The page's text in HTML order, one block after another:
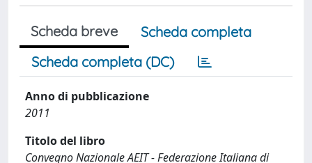
Scheda breve
Scheda completa
Scheda completa (DC)
Anno di pubblicazione
2011
Titolo del libro
Convegno Nazionale AEIT - Federazione Italiana di